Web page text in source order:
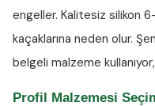
engeller. Kalitesiz silikon
kaçaklarına neden olur.
belgeli malzeme
Profil Malzemesi